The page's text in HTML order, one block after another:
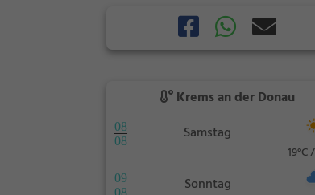
Krems an der Donau
08
08
Samstag
19°C
09
08
Sonntag